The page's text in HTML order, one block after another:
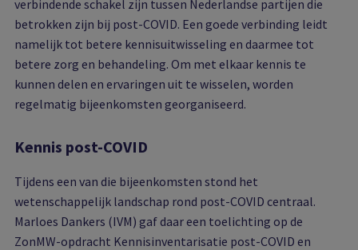
verbindende schakel zijn tussen Nederlandse partijen die
betrokken zijn bij post-COVID. Een goede verbinding leidt
namelijk tot betere kennisuitwisseling en daarmee tot
betere zorg en behandeling. Om met elkaar kennis te
kunnen delen en ervaringen uit te wisselen, worden
regelmatig bijeenkomsten georganiseerd.
Kennis post-COVID
Tijdens een van die bijeenkomsten stond het
wetenschappelijk landschap rond post-COVID centraal.
Marloes Dankers (IVM) gaf daar een toelichting op de
ZonMW-opdracht Kennisinventarisatie post-COVID en